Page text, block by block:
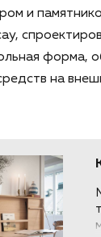
и
форма,
на